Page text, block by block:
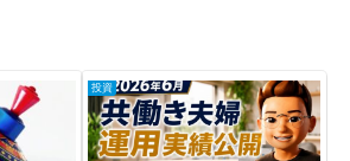
投資